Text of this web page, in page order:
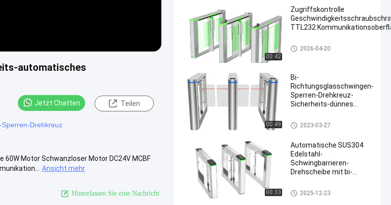
automatisches
Jetzt Chatten Teilen
Drehkreuz
Motor Schwanzloser Motor DC24V MCBF
Ansicht mehr
Hinterlassen Sie eine Nachricht.
00:42
Zugriffskontrolle
TTL232
Geschwindigkeits-Tor-Drehkreuz
2026-04-20
00:49
Bi-
Richtungsglasschwingen-
Sperren-Drehkreuz-
Sicherheits-dünnes
Schwingen-Sperren-Drehkreuz
2023-03-27
00:33
Automatische SUS304
Edelstahl-
Schwingbarrieren-
Drehscheibe mit bi-
und Anti-Tailgating-
Zugriffskontrolle
Schwingen-Sperren-Drehkreuz
2025-12-23